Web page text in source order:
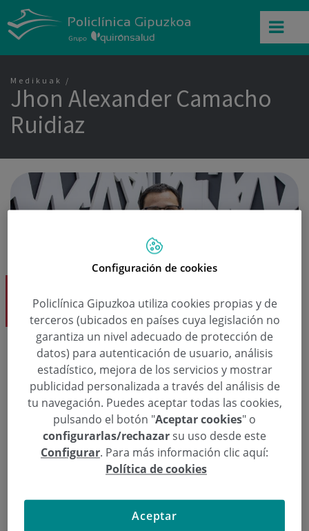
Medikuak
Jhon Alexander Camacho
Ruidiaz
Nefrologia
Jhon Alexander Camacho Ruidiaz
Eskatu hitzordu bat
943 50 20 40 Hitzordua eskatu
Configuración de cookies
Policlínica Gipuzkoa utiliza cookies propias y de
terceros (ubicados en países cuya legislación no
garantiza un nivel adecuado de protección de
datos) para autenticación de usuario, análisis
estadístico, mejora de los servicios y mostrar
publicidad personalizada a través del análisis de
tu navegación. Puedes aceptar todas las cookies,
pulsando el botón "Aceptar cookies" o
configurarlas/rechazarsu uso desde este
Configurar. Para más información clic aquí:
Política de cookies
Aceptar